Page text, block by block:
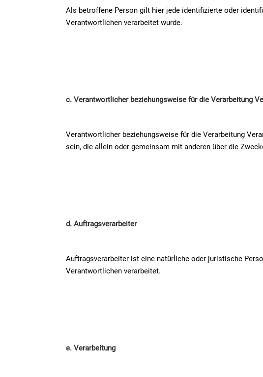
Als betroffene Person gilt hier jede identifizierte oder
Verantwortlichen verarbeitet wurde.
c. Verantwortlicher beziehungsweise für die Verarbeitung
Verantwortlicher beziehungsweise für die Verarbeitung
sein, die allein oder gemeinsam mit anderen über die
d. Auftragsverarbeiter
Auftragsverarbeiter ist eine natürliche oder juristische
Verantwortlichen verarbeitet.
e. Verarbeitung